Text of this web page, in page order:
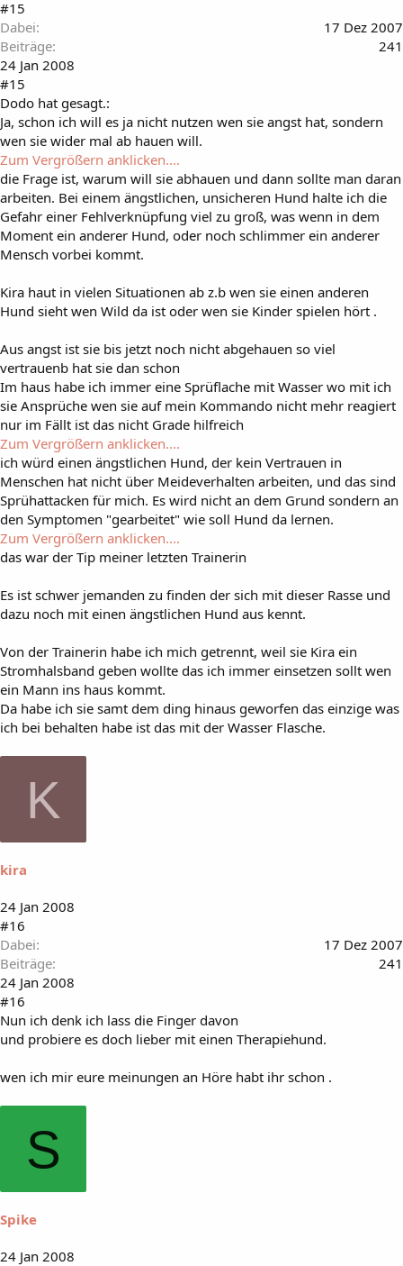
#15
Dabei
17 Dez 2007
Beiträge
241
24 Jan 2008
#15
Dodo hat gesagt.:
Ja, schon ich will es ja nicht nutzen wen sie angst hat, sondern
wen sie wider mal ab hauen will.
Zum Vergrößern anklicken....
die Frage ist, warum will sie abhauen und dann sollte man daran
arbeiten. Bei einem ängstlichen, unsicheren Hund halte ich die
Gefahr einer Fehlverknüpfung viel zu groß, was wenn in dem
Moment ein anderer Hund, oder noch schlimmer ein anderer
Mensch vorbei kommt.
Kira haut in vielen Situationen ab z.b wen sie einen anderen
Hund sieht wen Wild da ist oder wen sie Kinder spielen hört .
Aus angst ist sie bis jetzt noch nicht abgehauen so viel
vertrauenb hat sie dan schon
Im haus habe ich immer eine Sprüflache mit Wasser wo mit ich
sie Ansprüche wen sie auf mein Kommando nicht mehr reagiert
nur im Fällt ist das nicht Grade hilfreich
Zum Vergrößern anklicken....
ich würd einen ängstlichen Hund, der kein Vertrauen in
Menschen hat nicht über Meideverhalten arbeiten, und das sind
Sprühattacken für mich. Es wird nicht an dem Grund sondern an
den Symptomen "gearbeitet" wie soll Hund da lernen.
Zum Vergrößern anklicken....
das war der Tip meiner letzten Trainerin
Es ist schwer jemanden zu finden der sich mit dieser Rasse und
dazu noch mit einen ängstlichen Hund aus kennt.
Von der Trainerin habe ich mich getrennt, weil sie Kira ein
Stromhalsband geben wollte das ich immer einsetzen sollt wen
ein Mann ins haus kommt.
Da habe ich sie samt dem ding hinaus geworfen das einzige was
ich bei behalten habe ist das mit der Wasser Flasche.
K
kira
24 Jan 2008
#16
Dabei
17 Dez 2007
Beiträge
241
24 Jan 2008
#16
Nun ich denk ich lass die Finger davon
und probiere es doch lieber mit einen Therapiehund.
wen ich mir eure meinungen an Höre habt ihr schon .
S
Spike
24 Jan 2008